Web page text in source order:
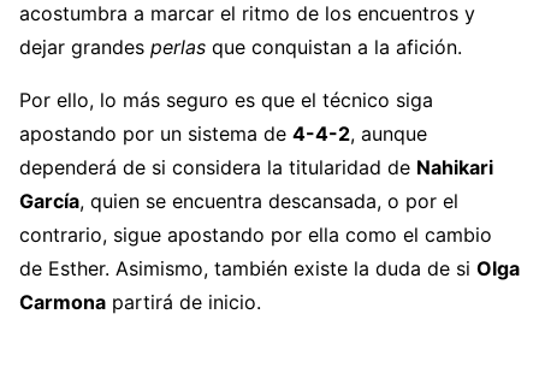
acostumbra a marcar el ritmo de los encuentros y
dejar grandes perlas que conquistan a la afición.
Por ello, lo más seguro es que el técnico siga
apostando por un sistema de 4-4-2, aunque
dependerá de si considera la titularidad de Nahikari
García, quien se encuentra descansada, o por el
contrario, sigue apostando por ella como el cambio
de Esther. Asimismo, también existe la duda de si Olga
Carmona partirá de inicio.